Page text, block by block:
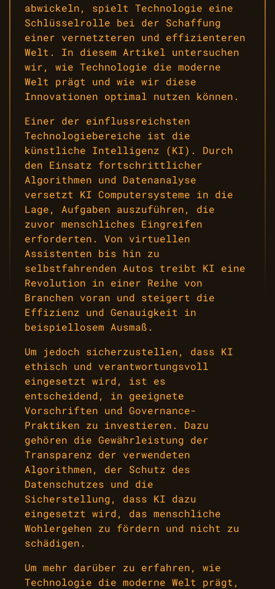
abwickeln, spielt Technologie eine
Schlüsselrolle bei der Schaffung
einer vernetzteren und effizienteren
Welt. In diesem Artikel untersuchen
wir, wie Technologie die moderne
Welt prägt und wie wir diese
Innovationen optimal nutzen können.
Einer der einflussreichsten
Technologiebereiche ist die
künstliche Intelligenz (KI). Durch
den Einsatz fortschrittlicher
Algorithmen und Datenanalyse
versetzt KI Computersysteme in die
Lage, Aufgaben auszuführen, die
zuvor menschliches Eingreifen
erforderten. Von virtuellen
Assistenten bis hin zu
selbstfahrenden Autos treibt KI eine
Revolution in einer Reihe von
Branchen voran und steigert die
Effizienz und Genauigkeit in
beispiellosem Ausmaß.
Um jedoch sicherzustellen, dass KI
ethisch und verantwortungsvoll
eingesetzt wird, ist es
entscheidend, in geeignete
Vorschriften und Governance-
Praktiken zu investieren. Dazu
gehören die Gewährleistung der
Transparenz der verwendeten
Algorithmen, der Schutz des
Datenschutzes und die
Sicherstellung, dass KI dazu
eingesetzt wird, das menschliche
Wohlergehen zu fördern und nicht zu
schädigen.
Um mehr darüber zu erfahren, wie
Technologie die moderne Welt prägt,